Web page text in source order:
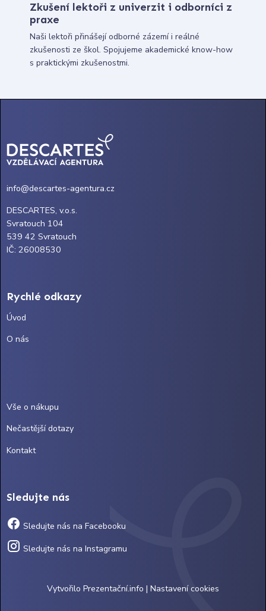
Zkušení lektoři z univerzit i odborníci z
praxe
Naši lektoři přinášejí odborné zázemí i reálné
zkušenosti ze škol. Spojujeme akademické know-how
s praktickými zkušenostmi.
info@descartes-agentura.cz
DESCARTES, v.o.s.
Svratouch 104
539 42 Svratouch
IČ: 26008530
Rychlé odkazy
Úvod
O nás
Vše o nákupu
Nečastější dotazy
Kontakt
Sledujte nás
Sledujte nás na Facebooku
Sledujte nás na Instagramu
Vytvořilo Prezentační.info | Nastavení cookies